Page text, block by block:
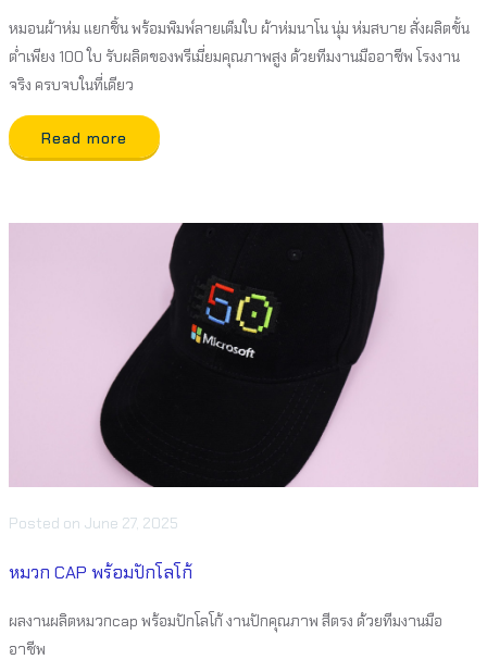
หมอนผ้าห่ม แยกชิ้น พร้อมพิมพ์ลายเต็มใบ ผ้าห่มนาโน นุ่ม ห่มสบาย สั่งผลิตขั้น
ต่ำเพียง 100 ใบ รับผลิตของพรีเมี่ยมคุณภาพสูง ด้วยทีมงานมืออาชีพ โรงงาน
จริง ครบจบในที่เดียว
Read more
Posted on June 27, 2025
หมวก CAP พร้อมปักโลโก้
ผลงานผลิตหมวกcap พร้อมปักโลโก้ งานปักคุณภาพ สีตรง ด้วยทีมงานมือ
อาชีพ